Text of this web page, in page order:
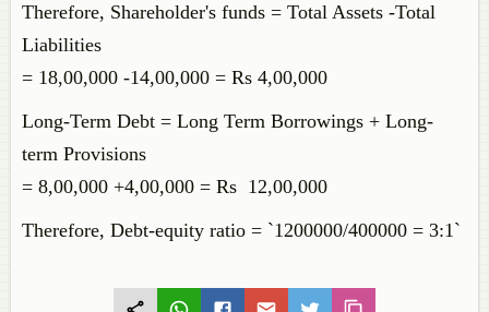
Therefore, Shareholder's funds = Total Assets -Total
Liabilities
= 18,00,000 -14,00,000 = Rs 4,00,000
Long-Term Debt = Long Term Borrowings + Long-
term Provisions
= 8,00,000 +4,00,000 = Rs 12,00,000
Therefore, Debt-equity ratio = `1200000/400000 = 3:1`